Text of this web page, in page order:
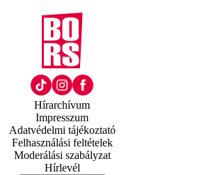
Hírarchívum
Impresszum
Adatvédelmi tájékoztató
Felhasználási feltételek
Moderálási szabályzat
Hírlevél